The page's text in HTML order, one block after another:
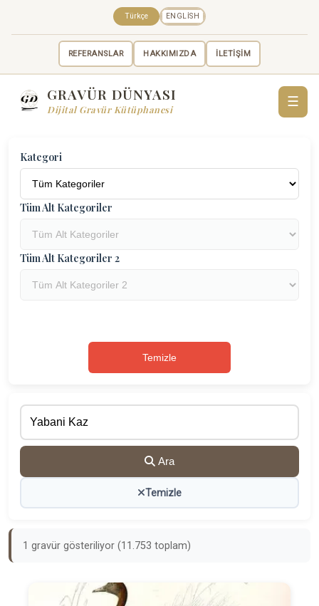
REFERANSLAR HAKKIMIZDA İLETİŞİM
Türkçe ENGLISH
GRAVÜR DÜNYASI
Dijital Gravür Kütüphanesi
☰
Kategori
Tüm Alt Kategoriler
Tüm Alt Kategoriler 2
Temizle
Ara
Temizle
1 gravür gösteriliyor (11.753 toplam)